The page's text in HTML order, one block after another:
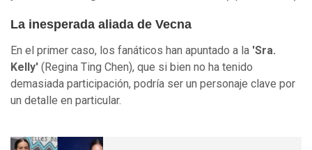
La inesperada aliada de Vecna
En el primer caso, los fanáticos han apuntado a la 'Sra.
Kelly' (Regina Ting Chen), que si bien no ha tenido
demasiada participación, podría ser un personaje clave por
un detalle en particular.